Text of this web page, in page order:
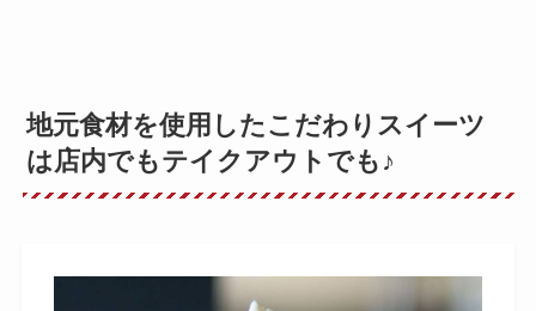
地元食材を使用したこだわりスイーツ
は店内でもテイクアウトでも♪